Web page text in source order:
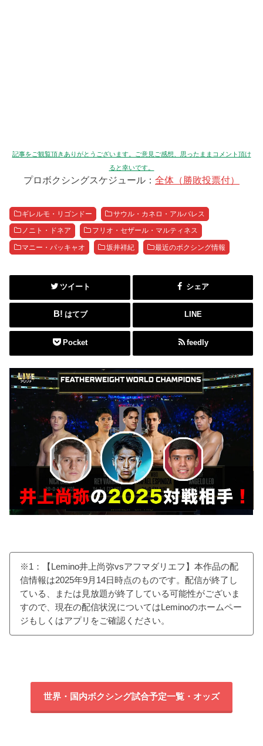
記事をご観覧頂きありがとうございます。ご意見ご感想、思ったままコメント頂け
ると幸いです。
プロボクシングスケジュール： 全体（勝敗投票付）
ギレルモ・リゴンドー サウル・カネロ・アルバレス
ノニト・ドネア フリオ・セザール・マルティネス
マニー・パッキャオ 坂井祥紀 最近のボクシング情報
ツイート シェア
はてブ LINE
Pocket feedly
※1：【Lemino井上尚弥vsアフマダリエフ】本作品の配
信情報は2025年9月14日時点のものです。配信が終了し
ている、または見放題が終了している可能性がございま
すので、現在の配信状況についてはLeminoのホームペー
ジもしくはアプリをご確認ください。
世界・国内ボクシング試合予定一覧・オッズ